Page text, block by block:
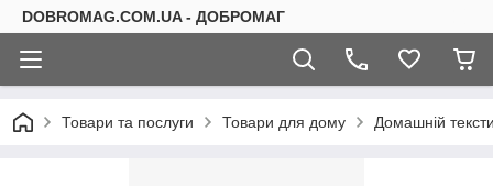
DOBROMAG.COM.UA - ДОБРОМАГ
Товари та послуги Товари для дому Домашній